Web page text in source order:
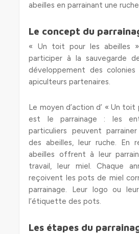
abeilles en parrainant une
Le concept du
« Un toit pour les abeilles
participer à la sauvegarde
développement des
apiculteurs partenaires.
Le moyen d’action d’ « Un toit
est le parrainage : les
particuliers peuvent
des abeilles, leur ruche. En
abeilles offrent à leur
travail, leur miel. Chaque
reçoivent les pots de miel
parrainage. Leur logo ou
l’étiquette des pots.
Les étapes du